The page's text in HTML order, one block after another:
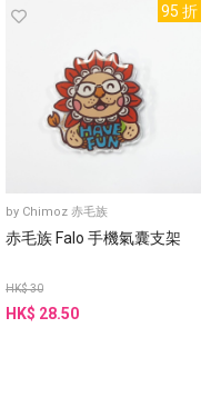
95 折
by Chimoz 赤毛族
赤毛族 Falo 手機氣囊支架
HK$ 30
HK$ 28.50